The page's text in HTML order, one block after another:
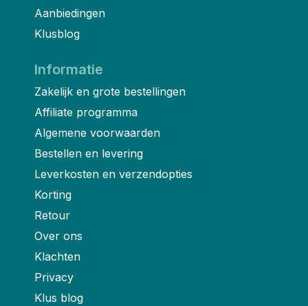
Aanbiedingen
Klusblog
Informatie
Zakelijk en grote bestellingen
Affiliate programma
Algemene voorwaarden
Bestellen en levering
Leverkosten en verzendopties
Korting
Retour
Over ons
Klachten
Privacy
Klus blog